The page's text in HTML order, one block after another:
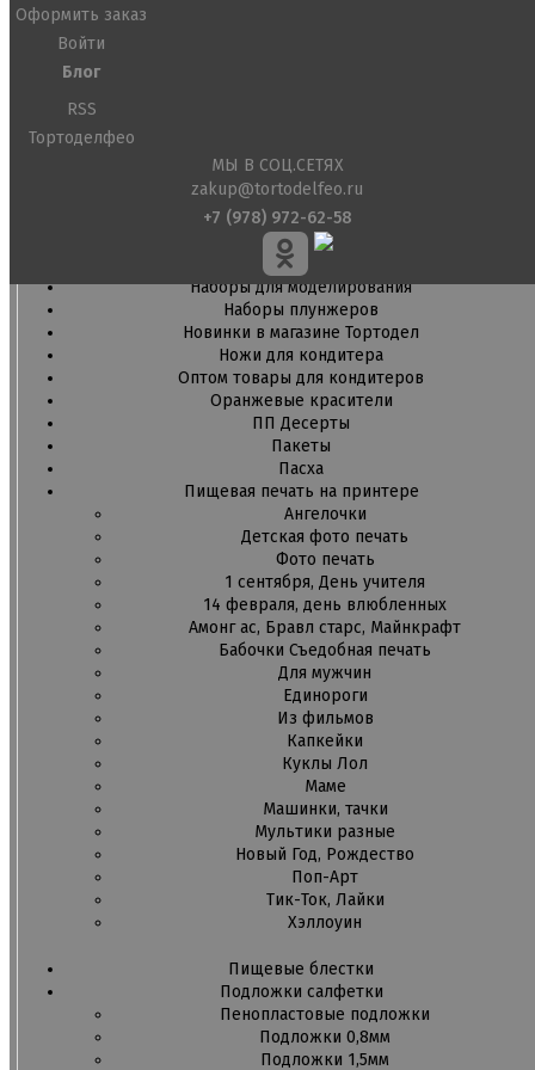
Креманки, Топпинги, Сиропы, Формы для мороженого
Топпинги, сиропы
Формы для мороженного
Мастика Марципан Паста для лепки
Мастика для торта
Наборы для моделирования
Наборы плунжеров
Новинки в магазине Тортодел
Ножи для кондитера
Оптом товары для кондитеров
Оранжевые красители
ПП Десерты
Пакеты
Пасха
Пищевая печать на принтере
Ангелочки
Детская фото печать
Фото печать
1 сентября, День учителя
14 февраля, день влюбленных
Амонг ас, Бравл старс, Майнкрафт
Бабочки Съедобная печать
Для мужчин
Единороги
Из фильмов
Капкейки
Куклы Лол
Маме
Машинки, тачки
Мультики разные
Новый Год, Рождество
Поп-Арт
Тик-Ток, Лайки
Хэллоуин
Пищевые блестки
Подложки салфетки
Пенопластовые подложки
Подложки 0,8мм
Подложки 1,5мм
Оформить заказ
Войти
Блог
RSS
Тортоделфео
МЫ В СОЦ.СЕТЯХ
zakup@tortodelfeo.ru
+7 (978) 972-62-58